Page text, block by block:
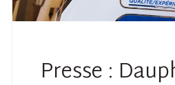
Presse :